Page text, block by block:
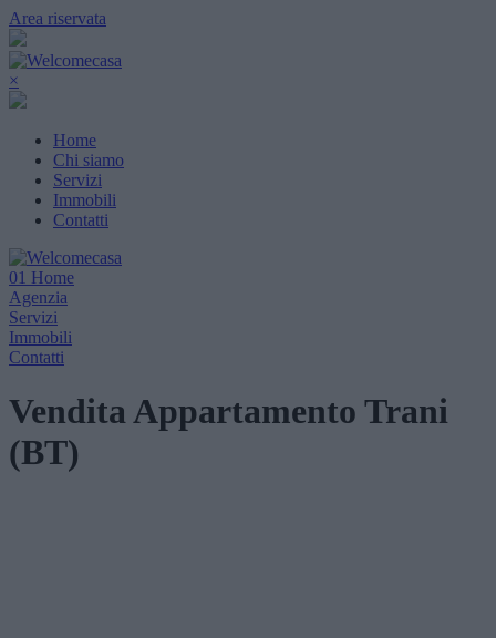
Area riservata
×
Home
Chi siamo
Servizi
Immobili
Contatti
01 Home
Agenzia
Servizi
Immobili
Contatti
Vendita Appartamento Trani
(BT)